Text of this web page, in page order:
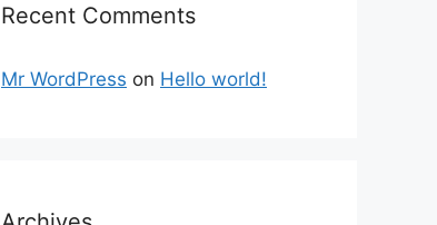
Recent Comments
Mr WordPress on Hello world!